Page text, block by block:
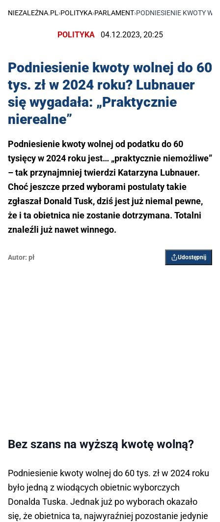
NIEZALEŻNA.PL ›POLITYKA›PARLAMENT›PODNIESIENIE KWOTY
POLITYKA 04.12.2023, 20:25
Podniesienie kwoty wolnej do 60
tys. zł w 2024 roku? Lubnauer
się wygadała: „Praktycznie
nierealne”
Podniesienie kwoty wolnej od podatku do 60
tysięcy w 2024 roku jest… „praktycznie niemożliwe”
– tak przynajmniej twierdzi Katarzyna Lubnauer.
Choć jeszcze przed wyborami postulaty takie
zgłaszał Donald Tusk, dziś jest już niemal pewne,
że i ta obietnica nie zostanie dotrzymana. Totalni
znaleźli już nawet winnego.
Autor: pł Udostępnij
Bez szans na wyższą kwotę wolną?
Podniesienie kwoty wolnej do 60 tys. zł w 2024 roku
było jedną z wiodących obietnic wyborczych
Donalda Tuska. Jednak już po wyborach okazało
się, że obietnica ta, najwyraźniej pozostanie jedynie